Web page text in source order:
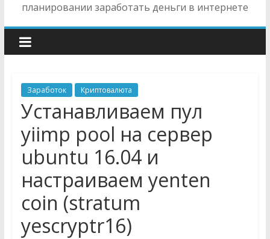
планировании заработать деньги в интернете
Заработок Криптовалюта
Устанавливаем пул
yiimp pool на сервер
ubuntu 16.04 и
настраиваем yenten
coin (stratum
yescryptr16)